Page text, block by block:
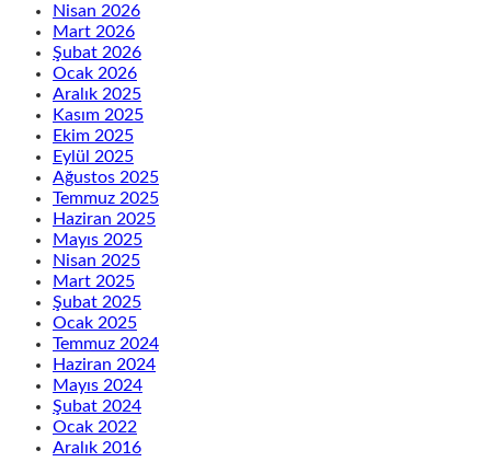
Nisan 2026
Mart 2026
Şubat 2026
Ocak 2026
Aralık 2025
Kasım 2025
Ekim 2025
Eylül 2025
Ağustos 2025
Temmuz 2025
Haziran 2025
Mayıs 2025
Nisan 2025
Mart 2025
Şubat 2025
Ocak 2025
Temmuz 2024
Haziran 2024
Mayıs 2024
Şubat 2024
Ocak 2022
Aralık 2016